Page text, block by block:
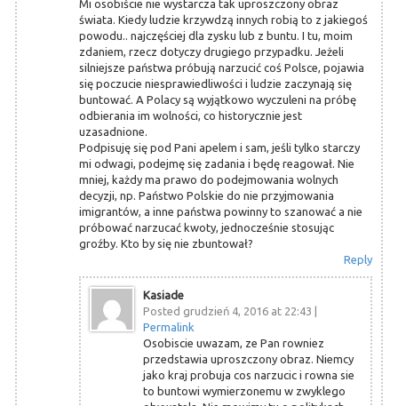
Mi osobiście nie wystarcza tak uproszczony obraz
świata. Kiedy ludzie krzywdzą innych robią to z jakiegoś
powodu.. najczęściej dla zysku lub z buntu. I tu, moim
zdaniem, rzecz dotyczy drugiego przypadku. Jeżeli
silniejsze państwa próbują narzucić coś Polsce, pojawia
się poczucie niesprawiedliwości i ludzie zaczynają się
buntować. A Polacy są wyjątkowo wyczuleni na próbę
odbierania im wolności, co historycznie jest
uzasadnione.
Podpisuję się pod Pani apelem i sam, jeśli tylko starczy
mi odwagi, podejmę się zadania i będę reagował. Nie
mniej, każdy ma prawo do podejmowania wolnych
decyzji, np. Państwo Polskie do nie przyjmowania
imigrantów, a inne państwa powinny to szanować a nie
próbować narzucać kwoty, jednocześnie stosując
groźby. Kto by się nie zbuntował?
Reply
Kasiade
Posted grudzień 4, 2016 at 22:43 |
Permalink
Osobiscie uwazam, ze Pan rowniez
przedstawia uproszczony obraz. Niemcy
jako kraj probuja cos narzucic i rowna sie
to buntowi wymierzonemu w zwyklego